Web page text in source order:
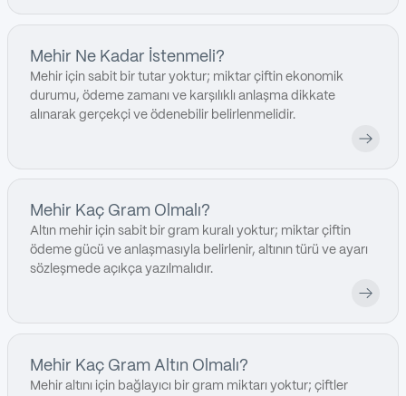
Mehir Ne Kadar İstenmeli?
Mehir için sabit bir tutar yoktur; miktar çiftin ekonomik
durumu, ödeme zamanı ve karşılıklı anlaşma dikkate
alınarak gerçekçi ve ödenebilir belirlenmelidir.
Mehir Kaç Gram Olmalı?
Altın mehir için sabit bir gram kuralı yoktur; miktar çiftin
ödeme gücü ve anlaşmasıyla belirlenir, altının türü ve ayarı
sözleşmede açıkça yazılmalıdır.
Mehir Kaç Gram Altın Olmalı?
Mehir altını için bağlayıcı bir gram miktarı yoktur; çiftler